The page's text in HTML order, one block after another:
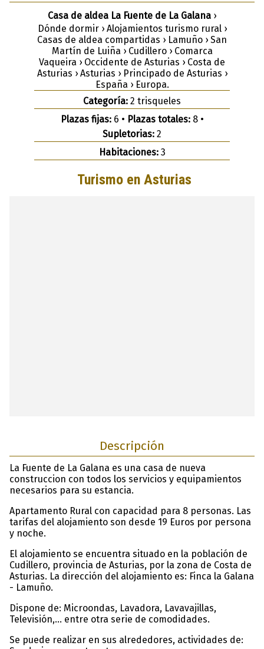
Casa de aldea La Fuente de La Galana ›
Dónde dormir › Alojamientos turismo rural ›
Casas de aldea compartidas › Lamuño › San
Martín de Luiña › Cudillero › Comarca
Vaqueira › Occidente de Asturias › Costa de
Asturias › Asturias › Principado de Asturias ›
España › Europa.
Categoría: 2 trisqueles
Plazas fijas:6 • Plazas totales:8 •
Supletorias: 2
Habitaciones:3
Descripción
La Fuente de La Galana es una casa de nueva
construccion con todos los servicios y equipamientos
necesarios para su estancia.
Apartamento Rural con capacidad para 8 personas. Las
tarifas del alojamiento son desde 19 Euros por persona
y noche.
El alojamiento se encuentra situado en la población de
Cudillero, provincia de Asturias, por la zona de Costa de
Asturias. La dirección del alojamiento es: Finca la Galana
- Lamuño.
Dispone de: Microondas, Lavadora, Lavavajillas,
Televisión,… entre otra serie de comodidades.
Se puede realizar en sus alrededores, actividades de: